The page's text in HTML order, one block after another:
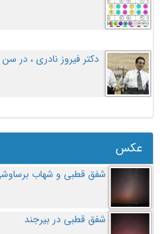
دکتر فیروز نادری ، در سن 77 سالگی درگذشت
عکس
شفق قطبی و شهاب
شفق قطبی در بیرجند